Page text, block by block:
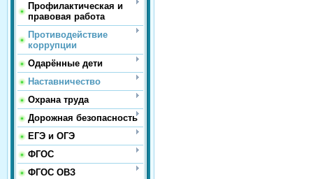
Профилактическая и
правовая работа
Противодействие
коррупции
Одарённые дети
Наставничество
Охрана труда
Дорожная безопасность
ЕГЭ и ОГЭ
ФГОС
ФГОС ОВЗ